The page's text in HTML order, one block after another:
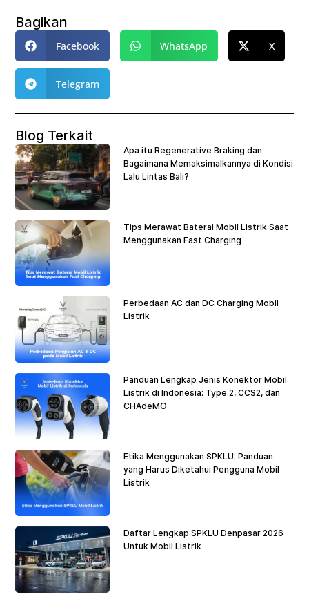
Bagikan
Facebook WhatsApp X
Telegram
Blog Terkait
Apa itu Regenerative Braking dan
Bagaimana Memaksimalkannya di Kondisi
Lalu Lintas Bali?
Tips Merawat Baterai Mobil Listrik Saat
Menggunakan Fast Charging
Perbedaan AC dan DC Charging Mobil
Listrik
Panduan Lengkap Jenis Konektor Mobil
Listrik di Indonesia: Type 2, CCS2, dan
CHAdeMO
Etika Menggunakan SPKLU: Panduan
yang Harus Diketahui Pengguna Mobil
Listrik
Daftar Lengkap SPKLU Denpasar 2026
Untuk Mobil Listrik